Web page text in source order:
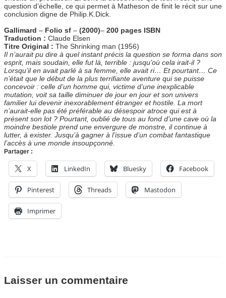
question d’échelle, ce qui permet à Matheson de finit le récit sur une
conclusion digne de Philip.K.Dick.
Gallimard – Folio sf – (2000)– 200 pages ISBN
Traduction : Claude Elsen
Titre Original : The Shrinking man (1956)
Il n’aurait pu dire à quel instant précis la question se forma dans son
esprit, mais soudain, elle fut là, terrible : jusqu’où cela irait-il ?
Lorsqu’il en avait parlé à sa femme, elle avait ri… Et pourtant… Ce
n’était que le début de la plus terrifiante aventure qui se puisse
concevoir : celle d’un homme qui, victime d’une inexplicable
mutation, voit sa taille diminuer de jour en jour et son univers
familier lui devenir inexorablement étranger et hostile. La mort
n’aurait-elle pas été préférable au désespoir atroce qui est à
présent son lot ? Pourtant, oublié de tous au fond d’une cave où la
moindre bestiole prend une envergure de monstre, il continue à
lutter, à exister. Jusqu’à gagner à l’issue d’un combat fantastique
l’accès à une monde insoupçonné.
Partager :
X LinkedIn Bluesky Facebook
Pinterest Threads Mastodon
Imprimer
Laisser un commentaire